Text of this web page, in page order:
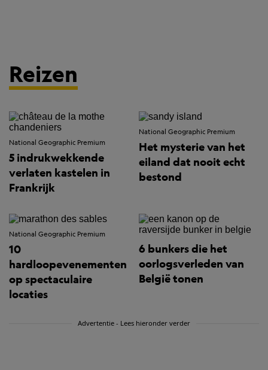
Reizen
National Geographic Premium
5 indrukwekkende
verlaten kastelen in
Frankrijk
National Geographic Premium
Het mysterie van het
eiland dat nooit echt
bestond
National Geographic Premium
10
hardloopevenementen
op spectaculaire
locaties
6 bunkers die het
oorlogsverleden van
België tonen
Advertentie - Lees hieronder verder